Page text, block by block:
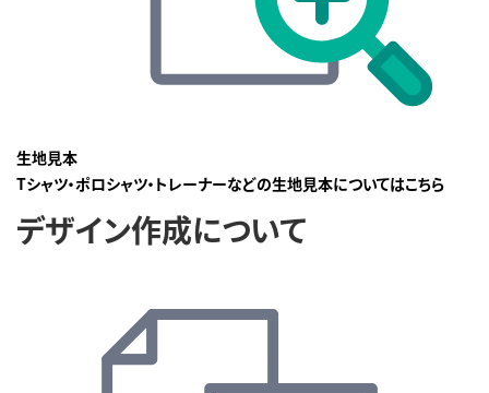
生地見本
Tシャツ・ポロシャツ・トレーナーなどの生地見本についてはこちら
デザイン作成について